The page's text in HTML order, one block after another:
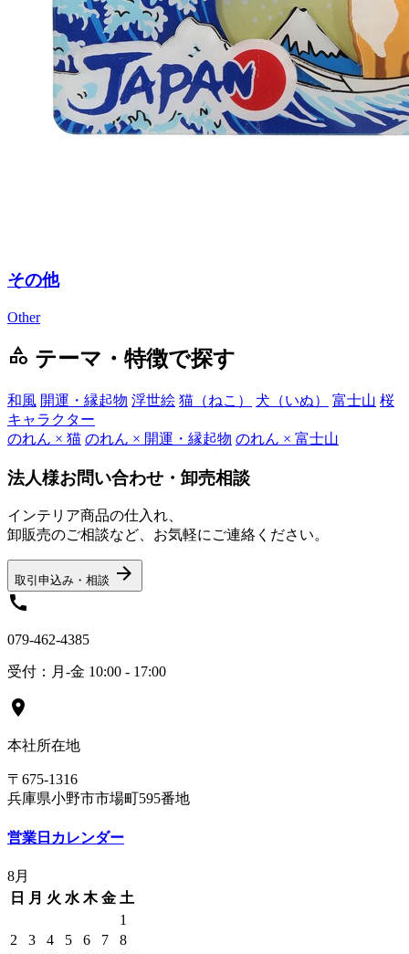
その他
Other
category テーマ・特徴で探す
和風 開運・縁起物 浮世絵 猫（ねこ） 犬（いぬ） 富士山 桜
キャラクター
のれん × 猫 のれん × 開運・縁起物 のれん × 富士山
法人様お問い合わせ・卸売相談
インテリア商品の仕入れ、
卸販売のご相談など、お気軽にご連絡ください。
取引申込み・相談 arrow_forward
call
079-462-4385
受付：月-金 10:00 - 17:00
location_on
本社所在地
〒675-1316
兵庫県小野市市場町595番地
営業日カレンダー
8月
日
月 火 水 木 金 土
1
2
3 4 5 6 7
8